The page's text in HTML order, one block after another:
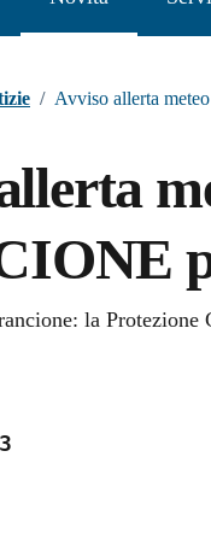
/ Avviso allerta
la